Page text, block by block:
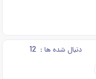
دنبال شده ها : 12